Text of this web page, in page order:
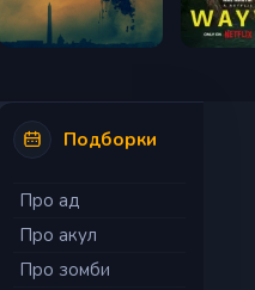
Подборки
Про ад
Про акул
Про зомби